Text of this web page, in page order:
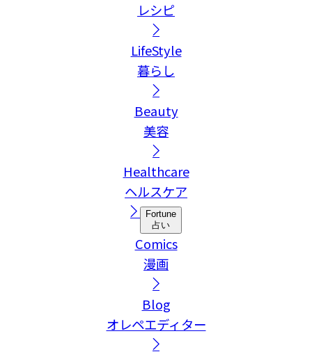
レシピ
LifeStyle
暮らし
Beauty
美容
Healthcare
ヘルスケア
Fortune
占い
Comics
漫画
Blog
オレペエディター